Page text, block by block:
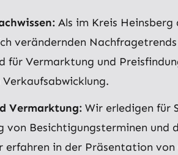
Als im Kreis
verändernden
für Vermarktung und
Vermarktung: Wir erledigen für
von Besichtigungsterminen und
erfahren in der Präsentation von